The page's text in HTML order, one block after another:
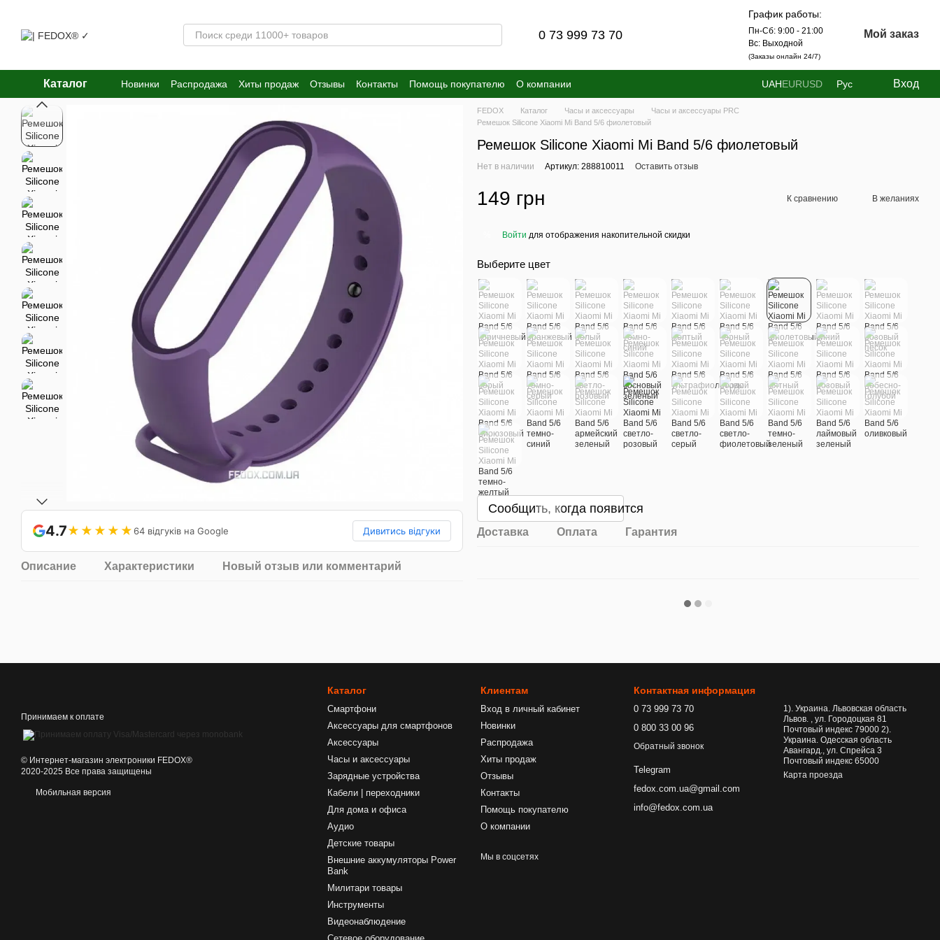
0 73 999 73 70
График работы:
Пн-Сб: 9:00 - 21:00
Вс: Выходной
(Заказы онлайн 24/7)
Мой заказ
Каталог Новинки Распродажа Хиты продаж Отзывы Контакты Помощь покупателю О компании UAHEURUSD Рус Вход
4.7★★★★★64 відгуків на Google Дивитись відгуки
Описание Характеристики Новый отзыв или комментарий
FEDOX Каталог Часы и аксессуары
Часы и аксессуары PRC
Ремешок Silicone Xiaomi Mi Band 5/6 фиолетовый
Ремешок Silicone Xiaomi Mi Band 5/6 фиолетовый
Нет в наличии Артикул: 288810011 Оставить отзыв
149 грн К сравнению В желаниях
Войти для отображения накопительной скидки
Выберите цвет
Сообщить, когда появится
Доставка Оплата Гарантия
Принимаем к оплате
©️ Интернет-магазин электроники FEDOX®
2020-2025 Все права защищены
Мобильная версия
Каталог
Смартфони
Аксессуары для смартфонов
Аксессуары
Часы и аксессуары
Зарядные устройства
Кабели | переходники
Для дома и офиса
Аудио
Детские товары
Внешние аккумуляторы Power
Bank
Милитари товары
Инструменты
Видеонаблюдение
Клиентам
Вход в личный кабинет
Новинки
Распродажа
Хиты продаж
Отзывы
Контакты
Помощь покупателю
О компании
Мы в соцсетях
Контактная информация
0 73 999 73 70
0 800 33 00 96
Обратный звонок
Telegram
fedox.com.ua@gmail.com
info@fedox.com.ua
1). Украина. Львовская область
Львов. , ул. Городоцкая 81
Почтовый индекс 79000 2).
Украина. Одесская область
Авангард., ул. Спрейса 3
Почтовый индекс 65000
Карта проезда